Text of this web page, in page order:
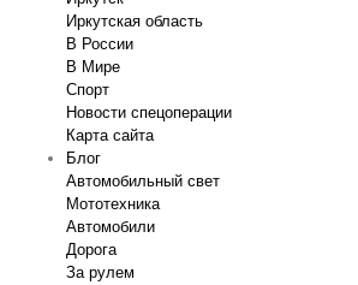
Иркутская область
В России
В Мире
Спорт
Новости спецоперации
Карта сайта
Блог
Автомобильный свет
Мототехника
Автомобили
Дорога
За рулем